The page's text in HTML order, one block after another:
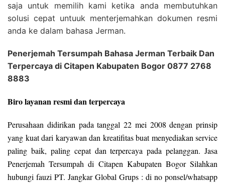
saja untuk memilih kami ketika anda membutuhkan
solusi cepat untuuk menterjemahkan dokumen resmi
anda ke dalam bahasa Jerman.
Penerjemah Tersumpah Bahasa Jerman Terbaik Dan
Terpercaya di Citapen Kabupaten Bogor 0877 2768
8883
Biro layanan resmi dan terpercaya
Perusahaan didirikan pada tanggal 22 mei 2008 dengan prinsip
yang kuat dari karyawan dan kreatifitas buat menyediakan service
paling baik, paling cepat dan terpercaya pada pelanggan. Jasa
Penerjemah Tersumpah di Citapen Kabupaten Bogor Silahkan
hubungi fauzi PT. Jangkar Global Grups : di no ponsel/whatsapp